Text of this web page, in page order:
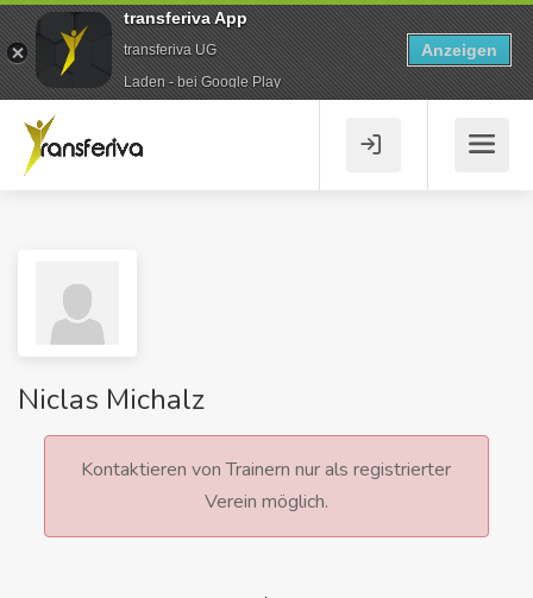
Niclas Michalz
Kontaktieren von Trainern nur als registrierter
Verein möglich.
transferiva App
transferiva UG
Laden - bei Google Play
Anzeigen